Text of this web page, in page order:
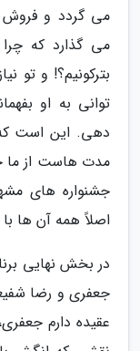
می گردد و فروش
می گذارد که چرا
بترکونیم؟! و تو
توانی به او
دهی. این است که
مدت هاست از ما
جشنواره های
اصلاً همه آن ها
در بخش نهایی
جعفری و رضا
عقیده دارم